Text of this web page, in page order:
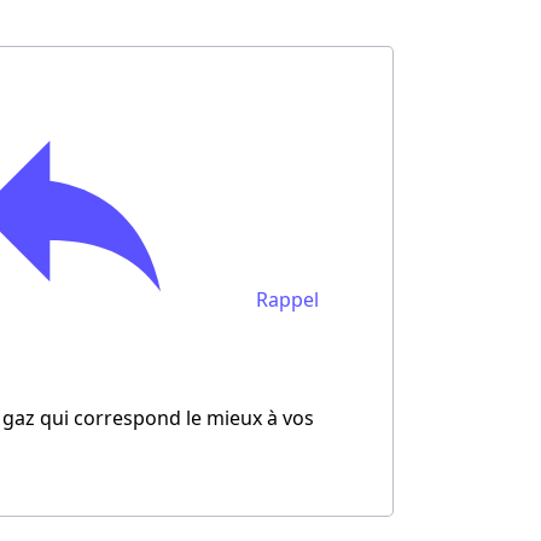
et de
à des
Plus d'info
Gaz de
un suivi
et
Plus d'info
les
Rappel
qui correspond le mieux à vos